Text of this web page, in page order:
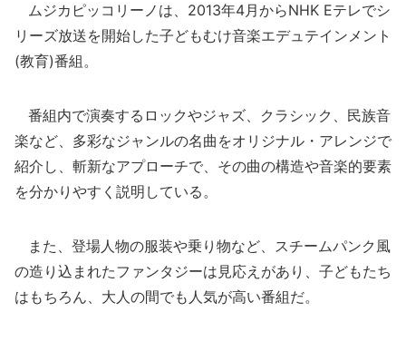
ムジカピッコリーノは、2013年4月からNHK Eテレでシ
リーズ放送を開始した子どもむけ音楽エデュテインメント
(教育)番組。
番組内で演奏するロックやジャズ、クラシック、民族音
楽など、多彩なジャンルの名曲をオリジナル・アレンジで
紹介し、斬新なアプローチで、その曲の構造や音楽的要素
を分かりやすく説明している。
また、登場人物の服装や乗り物など、スチームパンク風
の造り込まれたファンタジーは見応えがあり、子どもたち
はもちろん、大人の間でも人気が高い番組だ。